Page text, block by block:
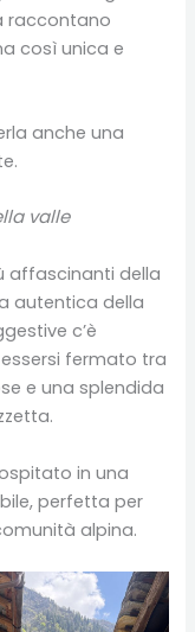
raccontano
così unica e
anche una
valle
affascinanti della
autentica della
c’è
fermato tra
e una splendida
in una
perfetta per
alpina.